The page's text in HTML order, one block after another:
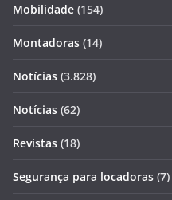
Mobilidade (154)
Montadoras (14)
Notícias (3.828)
Notícias (62)
Revistas (18)
Segurança para locadoras (7)